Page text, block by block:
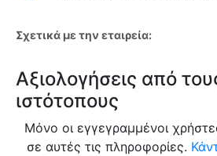
Σχετικά με την εταιρεία:
Αξιολογήσεις από
ιστότοπους
Μόνο οι εγγεγραμμένοι
σε αυτές τις πληροφορίες.